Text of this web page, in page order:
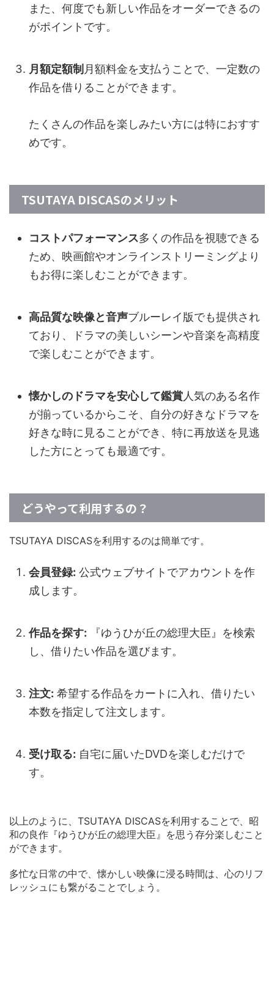
また、何度でも新しい作品をオーダーできるの
がポイントです。
月額定額制 月額料金を支払うことで、一定数の
作品を借りることができます。
たくさんの作品を楽しみたい方には特におすす
めです。
TSUTAYA DISCASのメリット
コストパフォーマンス多くの作品を視聴できる
ため、映画館やオンラインストリーミングより
もお得に楽しむことができます。
高品質な映像と音声ブルーレイ版でも提供され
ており、ドラマの美しいシーンや音楽を高精度
で楽しむことができます。
懐かしのドラマを安心して鑑賞人気のある名作
が揃っているからこそ、自分の好きなドラマを
好きな時に見ることができ、特に再放送を見逃
した方にとっても最適です。
どうやって利用するの？
TSUTAYA DISCASを利用するのは簡単です。
会員登録: 公式ウェブサイトでアカウントを作
成します。
作品を探す: 『ゆうひが丘の総理大臣』を検索
し、借りたい作品を選びます。
注文: 希望する作品をカートに入れ、借りたい
本数を指定して注文します。
受け取る: 自宅に届いたDVDを楽しむだけで
す。
以上のように、TSUTAYA DISCASを利用することで、昭
和の良作『ゆうひが丘の総理大臣』を思う存分楽しむこと
ができます。
多忙な日常の中で、懐かしい映像に浸る時間は、心のリフ
レッシュにも繋がることでしょう。